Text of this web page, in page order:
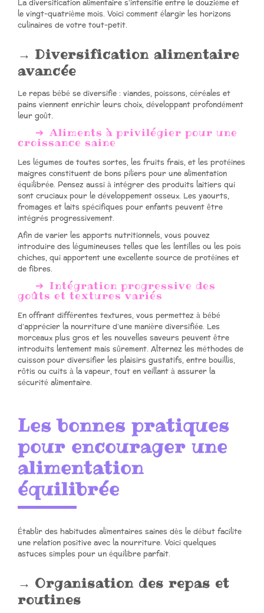
La diversification alimentaire s’intensifie entre le douzième et
le vingt-quatrième mois. Voici comment élargir les horizons
culinaires de votre tout-petit.
Diversification alimentaire
avancée
Le repas bébé se diversifie : viandes, poissons, céréales et
pains viennent enrichir leurs choix, développant profondément
leur goût.
Aliments à privilégier pour une
croissance saine
Les légumes de toutes sortes, les fruits frais, et les protéines
maigres constituent de bons piliers pour une alimentation
équilibrée. Pensez aussi à intégrer des produits laitiers qui
sont cruciaux pour le développement osseux. Les yaourts,
fromages et laits spécifiques pour enfants peuvent être
intégrés progressivement.
Afin de varier les apports nutritionnels, vous pouvez
introduire des légumineuses telles que les lentilles ou les pois
chiches, qui apportent une excellente source de protéines et
de fibres.
Intégration progressive des
goûts et textures variés
En offrant différentes textures, vous permettez à bébé
d’apprécier la nourriture d’une manière diversifiée. Les
morceaux plus gros et les nouvelles saveurs peuvent être
introduits lentement mais sûrement. Alternez les méthodes de
cuisson pour diversifier les plaisirs gustatifs, entre bouillis,
rôtis ou cuits à la vapeur, tout en veillant à assurer la
sécurité alimentaire.
Les bonnes pratiques
pour encourager une
alimentation
équilibrée
Établir des habitudes alimentaires saines dès le début facilite
une relation positive avec la nourriture. Voici quelques
astuces simples pour un équilibre parfait.
Organisation des repas et
routines